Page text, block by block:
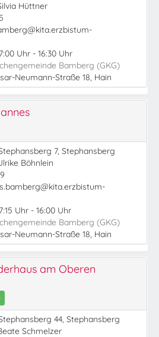
Hüttner
Uhr - 16:30 Uhr
Bamberg (GKG)
Neumann-Straße 18, Hain
7, Stephansberg
Böhnlein
Uhr - 16:00 Uhr
Bamberg (GKG)
Neumann-Straße 18, Hain
am Oberen
44, Stephansberg
Schmelzer